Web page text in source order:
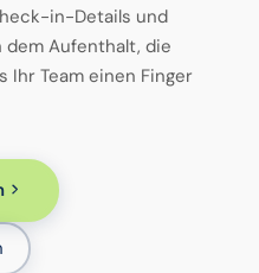
in-Details und
dem Aufenthalt, die
Ihr Team einen Finger